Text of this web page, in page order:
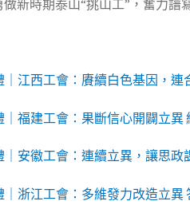
新時期泰山“挑山工”，奮力譜
｜江西工會：賡續白色基因，
福建工會：果斷信心開闢立異
安徽工會：連續立異，讓思
浙江工會：多維發力改造立